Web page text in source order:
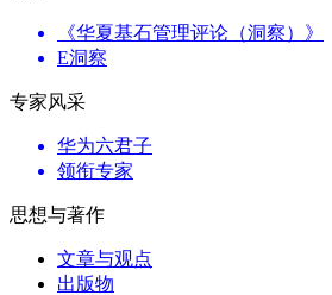
《华夏基石管理评论（洞察）》
E洞察
专家风采
华为六君子
领衔专家
思想与著作
文章与观点
出版物